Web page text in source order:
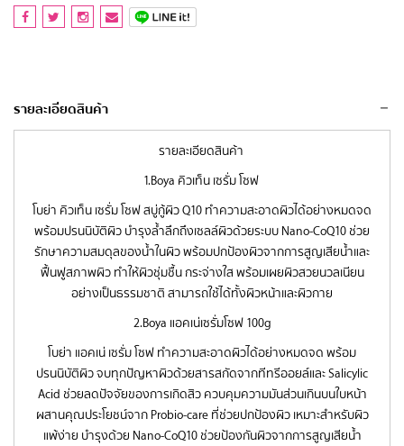
รายละเอียดสินค้า
รายละเอียดสินค้า
1.Boya คิวเท็น เซรั่ม โซฟ
โบย่า คิวเท็น เซรั่ม โซฟ สบู่กู้ผิว Q10 ทำความสะอาดผิวได้อย่างหมดจด
พร้อมปรนนิบัติผิว บำรุงล้ำลึกถึงเซลล์ผิวด้วยระบบ Nano-CoQ10 ช่วย
รักษาความสมดุลของน้ำในผิว พร้อมปกป้องผิวจากการสูญเสียน้ำและ
ฟื้นฟูสภาพผิว ทำให้ผิวชุ่มชื้น กระจ่างใส พร้อมเผยผิวสวยนวลเนียน
อย่างเป็นธรรมชาติ สามารถใช้ได้ทั้งผิวหน้าและผิวกาย
2.Boya แอคเน่เซรั่มโซฟ 100g
โบย่า แอคเน่ เซรั่ม โซฟ ทำความสะอาดผิวได้อย่างหมดจด พร้อม
ปรนนิบัติผิว จบทุกปัญหาผิวด้วยสารสกัดจากทีทรีออยล์และ Salicylic
Acid ช่วยลดปัจจัยของการเกิดสิว ควบคุมความมันส่วนเกินบนใบหน้า
ผสานคุณประโยชน์จาก Probio-care ที่ช่วยปกป้องผิว เหมาะสำหรับผิว
แพ้ง่าย บำรุงด้วย Nano-CoQ10 ช่วยป้องกันผิวจากการสูญเสียน้ำ